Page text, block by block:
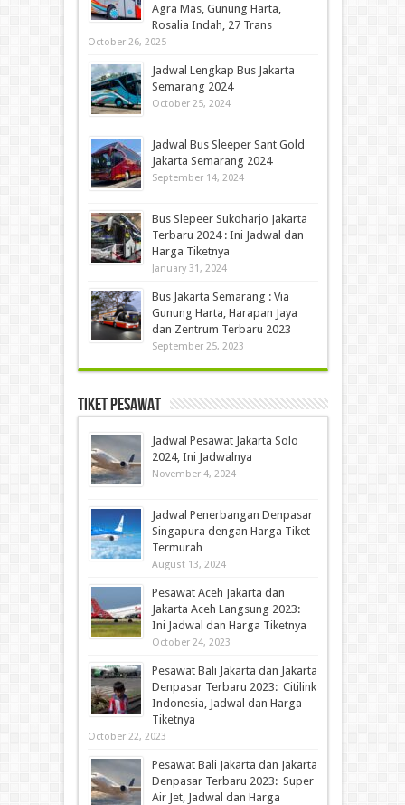
Agra Mas, Gunung Harta,
Rosalia Indah, 27 Trans
October 26, 2025
Jadwal Lengkap Bus Jakarta
Semarang 2024
October 25, 2024
Jadwal Bus Sleeper Sant Gold
Jakarta Semarang 2024
September 14, 2024
Bus Slepeer Sukoharjo Jakarta
Terbaru 2024 : Ini Jadwal dan
Harga Tiketnya
January 31, 2024
Bus Jakarta Semarang : Via
Gunung Harta, Harapan Jaya
dan Zentrum Terbaru 2023
September 25, 2023
Tiket Pesawat
Jadwal Pesawat Jakarta Solo
2024, Ini Jadwalnya
November 4, 2024
Jadwal Penerbangan Denpasar
Singapura dengan Harga Tiket
Termurah
August 13, 2024
Pesawat Aceh Jakarta dan
Jakarta Aceh Langsung 2023:
Ini Jadwal dan Harga Tiketnya
October 24, 2023
Pesawat Bali Jakarta dan Jakarta
Denpasar Terbaru 2023: Citilink
Indonesia, Jadwal dan Harga
Tiketnya
October 22, 2023
Pesawat Bali Jakarta dan Jakarta
Denpasar Terbaru 2023: Super
Air Jet, Jadwal dan Harga